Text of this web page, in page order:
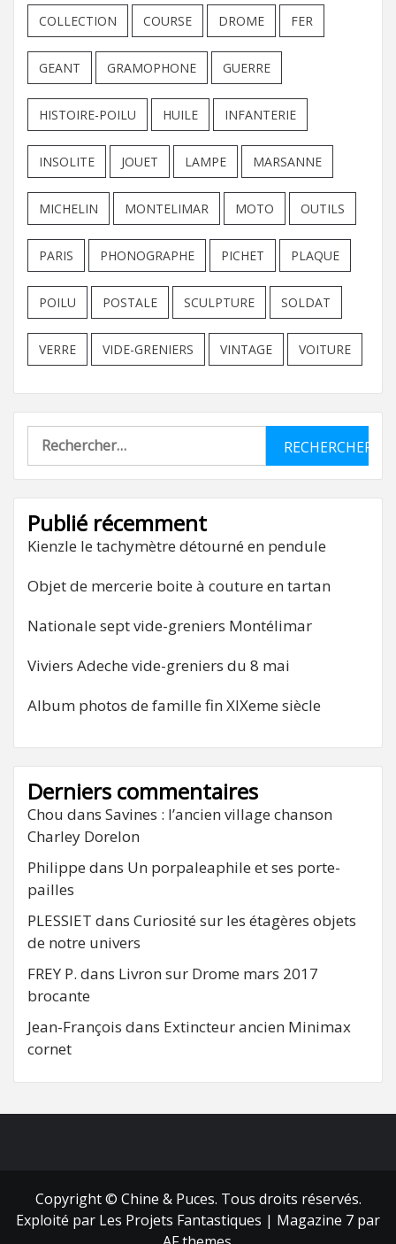
COLLECTION COURSE DROME FER
GEANT GRAMOPHONE GUERRE
HISTOIRE-POILU HUILE INFANTERIE
INSOLITE JOUET LAMPE MARSANNE
MICHELIN MONTELIMAR MOTO OUTILS
PARIS PHONOGRAPHE PICHET PLAQUE
POILU POSTALE SCULPTURE SOLDAT
VERRE VIDE-GRENIERS VINTAGE VOITURE
Rechercher :
Publié récemment
Kienzle le tachymètre détourné en pendule
Objet de mercerie boite à couture en tartan
Nationale sept vide-greniers Montélimar
Viviers Adeche vide-greniers du 8 mai
Album photos de famille fin XIXeme siècle
Derniers commentaires
Chou dans Savines : l’ancien village chanson
Charley Dorelon
Philippe dans Un porpaleaphile et ses porte-
pailles
PLESSIET dans Curiosité sur les étagères objets
de notre univers
FREY P. dans Livron sur Drome mars 2017
brocante
Jean-François dans Extincteur ancien Minimax
cornet
Copyright © Chine & Puces. Tous droits réservés.
Exploité par Les Projets Fantastiques | Magazine 7 par